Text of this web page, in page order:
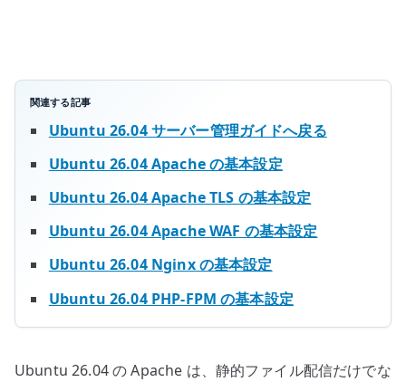
ッ
関連する記事
Ubuntu 26.04 サーバー管理ガイドへ戻る
Ubuntu 26.04 Apache の基本設定
Ubuntu 26.04 Apache TLS の基本設定
Ubuntu 26.04 Apache WAF の基本設定
Ubuntu 26.04 Nginx の基本設定
Ubuntu 26.04 PHP-FPM の基本設定
Ubuntu 26.04 の Apache は、静的ファイル配信だけでな